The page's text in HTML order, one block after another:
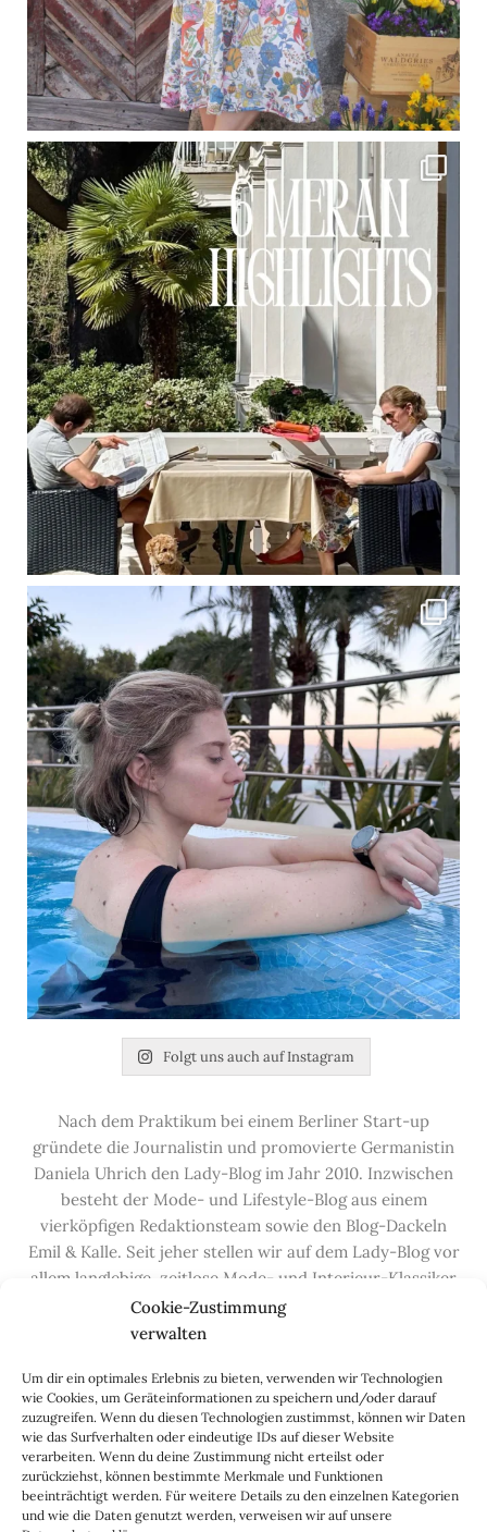
Cookie-Zustimmung
verwalten
Um dir ein optimales Erlebnis zu bieten, verwenden wir Technologien
wie Cookies, um Geräteinformationen zu speichern und/oder darauf
zuzugreifen. Wenn du diesen Technologien zustimmst, können wir Daten
wie das Surfverhalten oder eindeutige IDs auf dieser Website
verarbeiten. Wenn du deine Zustimmung nicht erteilst oder
zurückziehst, können bestimmte Merkmale und Funktionen
beeinträchtigt werden. Für weitere Details zu den einzelnen Kategorien
und wie die Daten genutzt werden, verweisen wir auf unsere
Folgt uns auch auf Instagram
Nach dem Praktikum bei einem Berliner Start-up
gründete die Journalistin und promovierte Germanistin
Daniela Uhrich den Lady-Blog im Jahr 2010. Inzwischen
besteht der Mode- und Lifestyle-Blog aus einem
vierköpfigen Redaktionsteam sowie den Blog-Dackeln
Emil & Kalle. Seit jeher stellen wir auf dem Lady-Blog vor
allem langlebige, zeitlose Mode- und Interieur-Klassiker
vor, die hochwertig verarbeitet und unter guten
Bedingungen hergestellt wurden – gerne „Made in
Handwerksberufe und kleine feine Firmen, denen wir
hier auf dem Blog eine Präsentationsfläche bieten, sowie
alle Dinge, die das Leben ein bisschen schöner machen.
Darüber hinaus legen wir großen Wert auf den
Austausch mit Euch, den Leserinnen – über die
Kommentarfunktion, dieLady-Frage, dieLove-List